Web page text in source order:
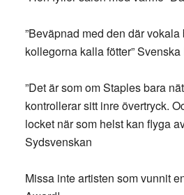
”Beväpnad med den där
kollegorna kalla fötter”
”Det är som om Staples bara
kontrollerar sitt inre övertryck.
locket när som helst kan flyga
Sydsvenskan
Missa inte artisten som vunnit